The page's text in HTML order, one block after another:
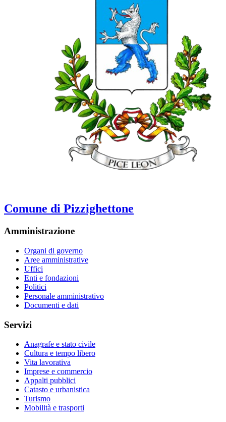
Comune di Pizzighettone
Amministrazione
Organi di governo
Aree amministrative
Uffici
Enti e fondazioni
Politici
Personale amministrativo
Documenti e dati
Servizi
Anagrafe e stato civile
Cultura e tempo libero
Vita lavorativa
Imprese e commercio
Appalti pubblici
Catasto e urbanistica
Turismo
Mobilità e trasporti